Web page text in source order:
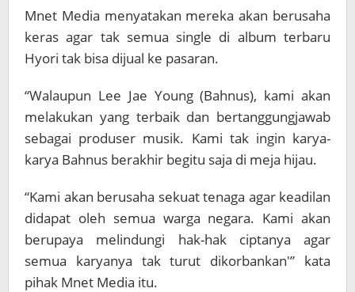
Mnet Media menyatakan mereka akan berusaha
keras agar tak semua single di album terbaru
Hyori tak bisa dijual ke pasaran.
“Walaupun Lee Jae Young (Bahnus), kami akan
melakukan yang terbaik dan bertanggungjawab
sebagai produser musik. Kami tak ingin karya-
karya Bahnus berakhir begitu saja di meja hijau.
“Kami akan berusaha sekuat tenaga agar keadilan
didapat oleh semua warga negara. Kami akan
berupaya melindungi hak-hak ciptanya agar
semua karyanya tak turut dikorbankan'” kata
pihak Mnet Media itu.